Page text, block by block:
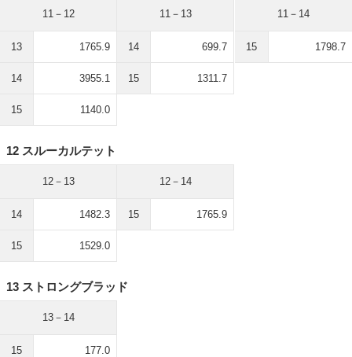
11－12
13 1765.9
14 3955.1
15 1140.0
11－13
14 699.7
15 1311.7
11－14
15 1798.7
12 スルーカルテット
12－13
14 1482.3
15 1529.0
12－14
15 1765.9
13 ストロングブラッド
13－14
15 177.0